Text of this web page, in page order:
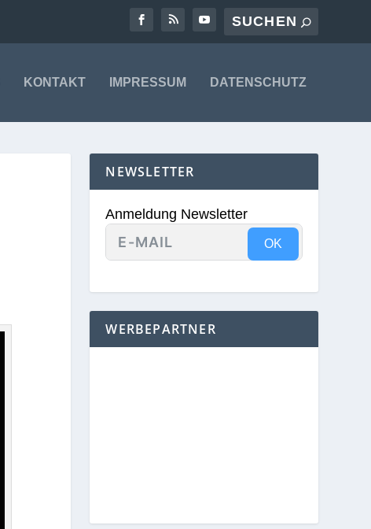
KONTAKT IMPRESSUM DATENSCHUTZ
NEWSLETTER
Anmeldung Newsletter
OK
WERBEPARTNER